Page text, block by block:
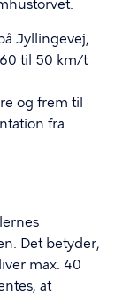
Jyllingevej,
til 50 km/t
og frem til
fra
Det betyder,
max. 40
at